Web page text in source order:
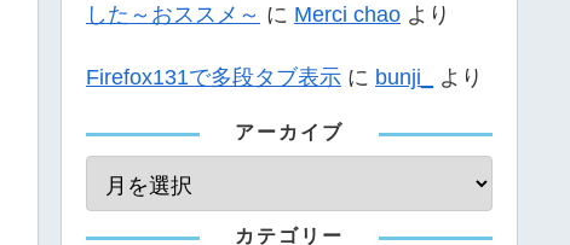
した～おススメ～ に Merci chao より
Firefox131で多段タブ表示 に bunji_ より
アーカイブ
カテゴリー